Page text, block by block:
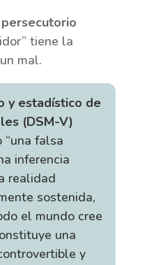
tiene la
mal.
y estadístico de
(DSM-V)
“una falsa
inferencia
realidad
sostenida,
el mundo cree
una
y